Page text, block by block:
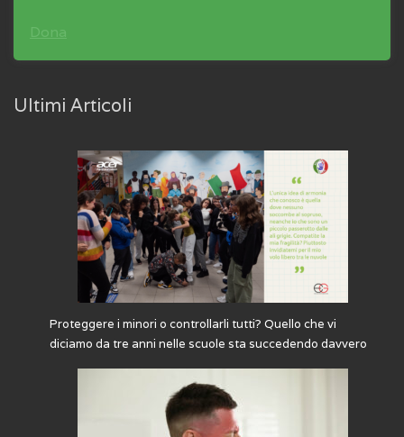
Dona
Ultimi Articoli
Proteggere i minori o controllarli tutti? Quello che vi
diciamo da tre anni nelle scuole sta succedendo davvero